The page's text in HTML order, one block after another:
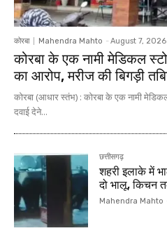
कोरबा Mahendra Mahto - August 7, 2026
कोरबा के एक नामी मेडिकल
का आरोप, मरीज की बिगड़ी
कोरबा (आधार स्तंभ) : कोरबा के एक नामी
दवाई देने...
छत्तीसगढ़
शहरी इलाके में
दो भालू, किचन
Mahendra Mahto